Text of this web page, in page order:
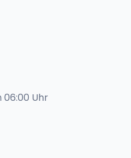
Uhr